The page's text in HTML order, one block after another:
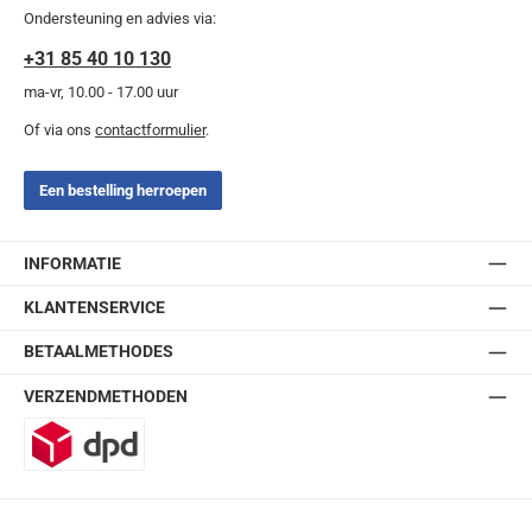
Ondersteuning en advies via:
+31 85 40 10 130
ma-vr, 10.00 - 17.00 uur
Of via ons contactformulier.
Een bestelling herroepen
INFORMATIE
KLANTENSERVICE
BETAALMETHODES
VERZENDMETHODEN